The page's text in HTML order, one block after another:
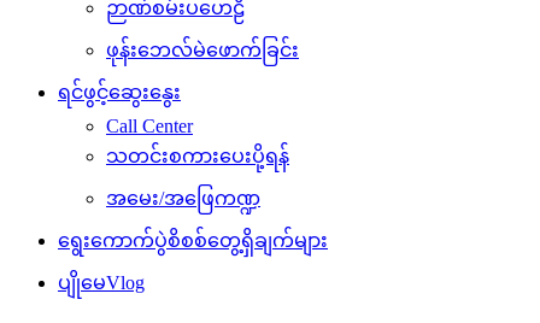
ဉာဏ်စမ်းပဟေဠိ
ဖုန်းဘေလ်မဲဖောက်ခြင်း
ရင်ဖွင့်ဆွေးနွေး
Call Center
သတင်းစကားပေးပို့ရန်
အမေး/အဖြေကဏ္ဍ
ရွေးကောက်ပွဲစိစစ်တွေ့ရှိချက်များ
ပျိုမေVlog